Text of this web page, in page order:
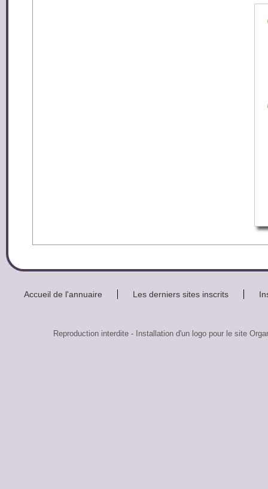
Accueil de l'annuaire Les derniers sites inscrits
Reproduction interdite - Installation d'un logo pour le site